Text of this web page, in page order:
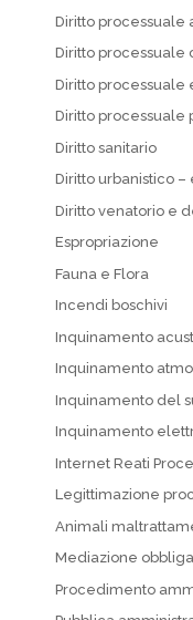
Diritto processuale
Diritto processuale
Diritto processuale
Diritto processuale
Diritto sanitario
Diritto urbanistico –
Diritto venatorio e
Espropriazione
Fauna e Flora
Incendi boschivi
Inquinamento
Inquinamento
Inquinamento del
Inquinamento
Internet Reati
Legittimazione
Animali
Mediazione
Procedimento